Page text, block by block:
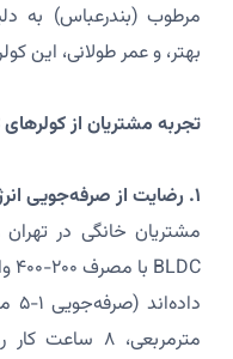
مرطوب (بندرعباس) به
بهتر، و عمر طولانی، این
تجربه مشتریان از کولرهای BLDC
۱. رضایت از صرفه‌جویی انرژی
مشتریان خانگی در